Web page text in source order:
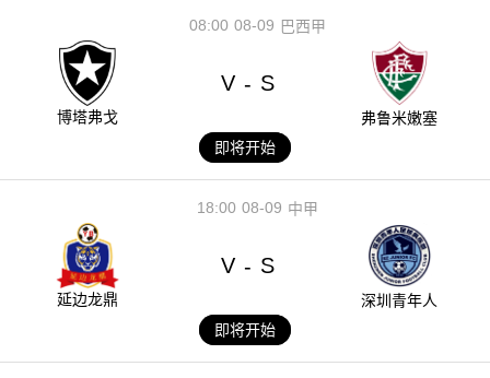
08-09
08:00 巴西甲
博塔弗戈
V - S
弗鲁米嫩塞
即将开始
08-09
18:00 中甲
延边龙鼎
V - S
深圳青年人
即将开始